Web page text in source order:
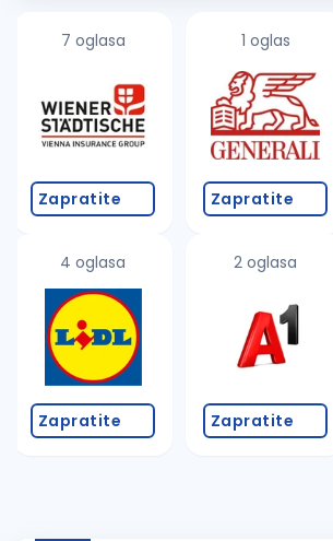
7 oglasa
Zapratite
4 oglasa
Zapratite
1 oglas
Zapratite
2 oglasa
Zapratite